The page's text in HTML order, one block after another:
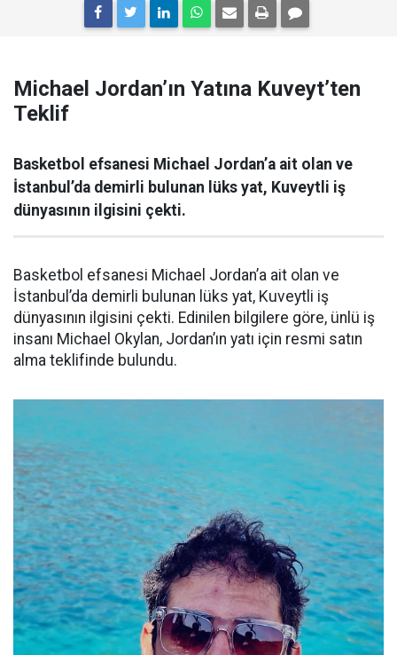
Michael Jordan’ın Yatına Kuveyt’ten
Teklif
Basketbol efsanesi Michael Jordan’a ait olan ve
İstanbul’da demirli bulunan lüks yat, Kuveytli iş
dünyasının ilgisini çekti.
Basketbol efsanesi Michael Jordan’a ait olan ve
İstanbul’da demirli bulunan lüks yat, Kuveytli iş
dünyasının ilgisini çekti. Edinilen bilgilere göre, ünlü iş
insanı Michael Okylan, Jordan’ın yatı için resmi satın
alma teklifinde bulundu.